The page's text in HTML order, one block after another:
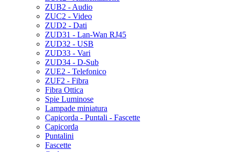
ZUB2 - Audio
ZUC2 - Video
ZUD2 - Dati
ZUD31 - Lan-Wan RJ45
ZUD32 - USB
ZUD33 - Vari
ZUD34 - D-Sub
ZUE2 - Telefonico
ZUF2 - Fibra
Fibra Ottica
Spie Luminose
Lampade miniatura
Capicorda - Puntali - Fascette
Capicorda
Puntalini
Fascette